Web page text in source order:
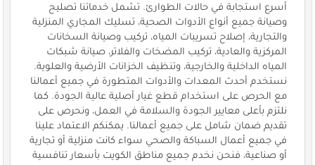
أسرع استجابة في حالات الطوارئ. تشمل خدماتنا تصليح
وصيانة جميع أنواع الأدوات الصحية، تسليك المجاري المنزلية
والتجارية، إصلاح تسريبات المياه، تركيب وصيانة السخانات
المركزية والعادية، تركيب المضخات والفلاتر، صيانة شبكات
المياه الداخلية والخارجية، وتنظيف الخزانات الأرضية والعلوية.
نستخدم أحدث المعدات والأدوات المتطورة في جميع أعمالنا
مع الحرص على استخدام قطع غيار أصلية عالية الجودة. كما
نلتزم بأعلى معايير الجودة والسلامة في العمل، ونحرص على
تقديم ضمان شامل على جميع أعمالنا. يمكنكم الاعتماد علينا
في جميع أعمال السباكة والصحي سواء كانت منزلية أو تجارية
أو صناعية، فنحن نخدم جميع مناطق الكويت بأسعار تنافسية